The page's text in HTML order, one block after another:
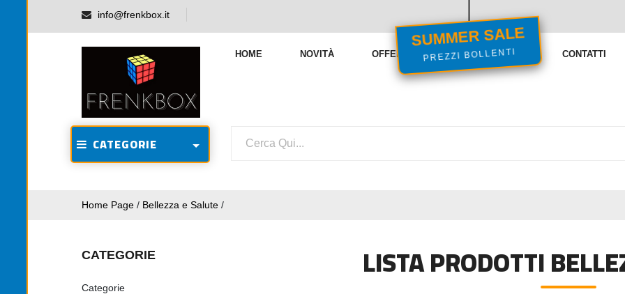
SUMMER SALE
PREZZI BOLLENTI
info@frenkbox.it
HOME NOVITÀ OFFERTE VENDITE FLASH CONTATTI
CATEGORIE
Home Page / Bellezza e Salute /
CATEGORIE
Categorie
LISTA PRODOTTI